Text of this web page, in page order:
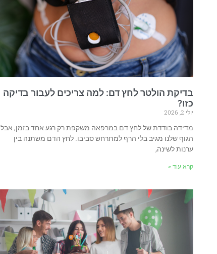
בדיקת הולטר לחץ דם: למה צריכים לעבור בדיקה
כזו?
יולי 2, 2026
מדידה בודדת של לחץ דם במרפאה משקפת רק רגע אחד בזמן, אבל
הגוף שלנו מגיב בלי הרף למתרחש סביבו. לחץ הדם משתנה בין
ערנות לשינה,
קרא עוד »